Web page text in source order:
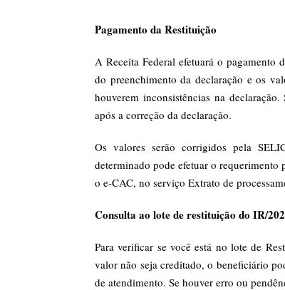
Pagamento da Restituição
A Receita Federal efetuará o
do preenchimento da declaração e os
houverem inconsistências na
após a correção da declaração.
Os valores serão corrigidos pela
determinado pode efetuar o
o e-CAC, no serviço Extrato de
Consulta ao lote de restituição do IR/
Para verificar se você está no lote de
valor não seja creditado, o beneficiário
de atendimento. Se houver erro ou